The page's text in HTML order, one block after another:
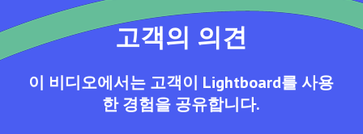
고객의 의견
이 비디오에서는 고객이 Lightboard를 사용
한 경험을 공유합니다.